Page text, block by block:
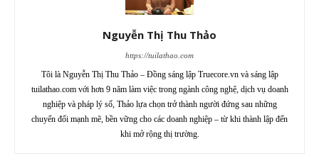
Nguyễn Thị Thu Thảo
https://tuilathao.com
Tôi là Nguyễn Thị Thu Thảo – Đồng sáng lập Truecore.vn và sáng lập
tuilathao.com với hơn 9 năm làm việc trong ngành công nghệ, dịch vụ doanh
nghiệp và pháp lý số, Thảo lựa chọn trở thành người đứng sau những
chuyển đổi mạnh mẽ, bền vững cho các doanh nghiệp – từ khi thành lập đến
khi mở rộng thị trường.